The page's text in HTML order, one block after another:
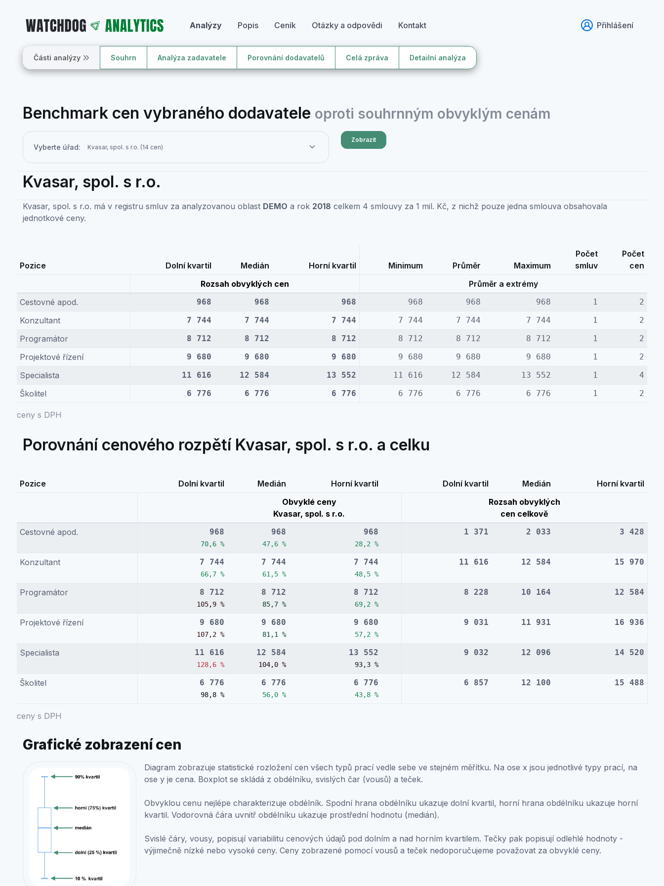
Přihlášení
Analýzy Popis Ceník Otázky a odpovědi Kontakt
Části analýzy Souhrn Analýza zadavatele Porovnání dodavatelů Celá zpráva Detailní analýza
Benchmark cen vybraného dodavatele oproti souhrnným obvyklým cenám
Vyberte úřad:
Zobrazit
Kvasar, spol. s r.o.
Kvasar, spol. s r.o. má v registru smluv za analyzovanou oblast DEMO a rok 2018 celkem 4 smlouvy za 1 mil. Kč, z nichž pouze jedna smlouva obsahovala
jednotkové ceny.
ceny s DPH
Pozice Dolní kvartil Medián Horní kvartil Minimum Průměr Maximum
Počet
smluv
Počet
cen
Rozsah obvyklých cen
Průměr a extrémy
Cestovné apod.
968 968 968 968 968 968 1 2
Konzultant 7 744 7 744 7 744 7 744 7 744 7 744 1 2
Programátor 8 712 8 712 8 712 8 712 8 712 8 712 1 2
Projektové řízení 9 680 9 680 9 680 9 680 9 680 9 680 1 2
Specialista 11 616 12 584 13 552 11 616 12 584 13 552 1 4
Školitel 6 776 6 776 6 776 6 776 6 776 6 776 1 2
Porovnání cenového rozpětí Kvasar, spol. s r.o. a celku
ceny s DPH
Pozice Dolní kvartil Medián Horní kvartil Dolní kvartil Medián
Horní kvartil
Obvyklé ceny
Kvasar, spol. s r.o.
Rozsah obvyklých
cen celkově
Cestovné apod.
968
70,6 %
968
47,6 %
968
28,2 %
1 371 2 033 3 428
Konzultant 7 744
66,7 %
7 744
61,5 %
7 744
48,5 %
11 616 12 584 15 970
Programátor 8 712
105,9 %
8 712
85,7 %
8 712
69,2 %
8 228 10 164 12 584
Projektové řízení 9 680
107,2 %
9 680
81,1 %
9 680
57,2 %
9 031 11 931 16 936
Specialista 11 616
128,6 %
12 584
104,0 %
13 552
93,3 %
9 032 12 096 14 520
Školitel 6 776
98,8 %
6 776
56,0 %
6 776
43,8 %
6 857 12 100 15 488
Grafické zobrazení cen
Diagram zobrazuje statistické rozložení cen všech typů prací vedle sebe ve stejném měřítku. Na ose x jsou jednotlivé typy prací, na
ose y je cena. Boxplot se skládá z obdélníku, svislých čar (vousů) a teček.
Obvyklou cenu nejlépe charakterizuje obdélník. Spodní hrana obdélníku ukazuje dolní kvartil, horní hrana obdélníku ukazuje horní
kvartil. Vodorovná čára uvnitř obdélníku ukazuje prostřední hodnotu (medián).
Svislé čáry, vousy, popisují variabilitu cenových údajů pod dolním a nad horním kvartilem. Tečky pak popisují odlehlé hodnoty -
výjimečně nízké nebo vysoké ceny. Ceny zobrazené pomocí vousů a teček nedoporučujeme považovat za obvyklé ceny.